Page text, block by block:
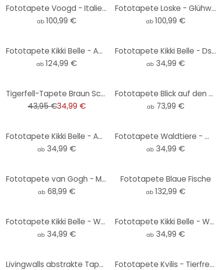
Fototapete Voogd - Italienische Landschaft mit Schirmkiefern
ab 100,99 €
Fototapete Loske - Glühwürmchen
ab 100,99 €
Fototapete Kikki Belle - Abenteuer der Dinos
ab 124,99 €
Fototapete Kikki Belle - Dschungelkatzen - Rund - Selbstklebend/Vlies
ab 34,99 €
Tigerfell-Tapete Braun Schwarz - Fototapete Animal Print - exotische Vliestapete
43,95 €34,99 €
Fototapete Blick auf den See - Landschaftstapete - Keller
ab 73,99 €
Fototapete Kikki Belle - Abenteuer der Dinos - Rund - Selbstklebend/Vlies
ab 34,99 €
Fototapete Waldtiere - Waldtapete Kinderzimmer - Kvilis - Rund - Selbstklebend/Vlies
ab 34,99 €
Fototapete van Gogh - Mandelblüte ocker
ab 68,99 €
Fototapete Blaue Fische
ab 132,99 €
Fototapete Kikki Belle - Waldspaß - Rund - Selbstklebend/Vlies
ab 34,99 €
Fototapete Kikki Belle - Welt der Tiere - Rund - Selbstklebend/Vlies
ab 34,99 €
Livingwalls abstrakte Tapete Metropolitan Stories THE WALL Vliestapete bunt
Fototapete Kvilis - Tierfreunde im Wald